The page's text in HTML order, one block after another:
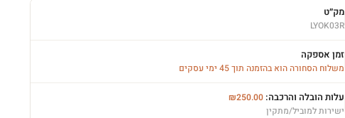
מק״ט
LYOK03R
זמן אספקה
משלוח הסחורה הוא בהזמנה תוך 45 ימי עסקים
עלות הובלה והרכבה: ₪250.00
ישירות למוביל/מתקין